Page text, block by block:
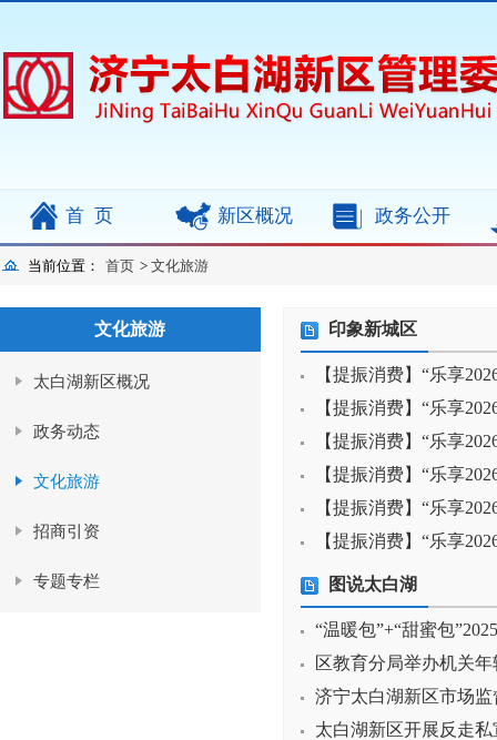
首页 新区概况 政务公开
当前位置： 首页 > 文化旅游
文化旅游
太白湖新区概况
政务动态
文化旅游
招商引资
专题专栏
印象新城区
【提振消费】“乐享
【提振消费】“乐享
【提振消费】“乐享
【提振消费】“乐享
【提振消费】“乐享
【提振消费】“乐享
图说太白湖
“温暖包”+“甜蜜包
区教育分局举办机关
济宁太白湖新区市场
太白湖新区开展反走